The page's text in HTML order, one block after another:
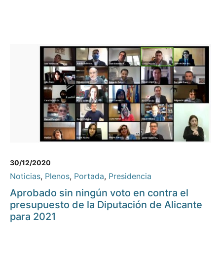
30/12/2020
Noticias, Plenos, Portada, Presidencia
Aprobado sin ningún voto en contra el
presupuesto de la Diputación de Alicante
para 2021